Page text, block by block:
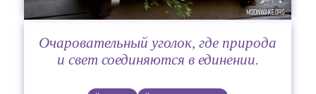
Очаровательный уголок, где природа
и свет соединяются в единении.